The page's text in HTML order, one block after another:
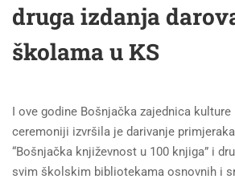
druga izdanja
školama u KS
I ove godine Bošnjačka zajednica kulture
ceremoniji izvršila je darivanje
“Bošnjačka književnost u 100 knjiga” i
svim školskim bibliotekama osnovnih i